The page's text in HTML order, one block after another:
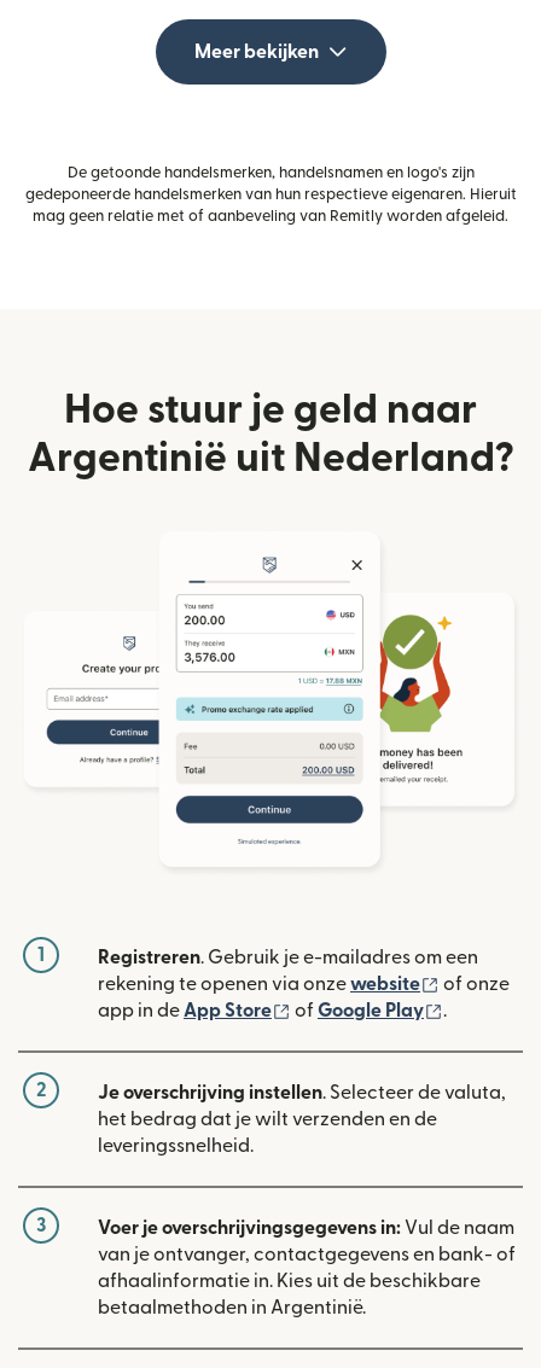
Meer bekijken
De getoonde handelsmerken, handelsnamen en logo's zijn
gedeponeerde handelsmerken van hun respectieve eigenaren. Hieruit
mag geen relatie met of aanbeveling van Remitly worden afgeleid.
Hoe stuur je geld naar
Argentinië uit Nederland?
1 Registreren. Gebruik je e-mailadres om een
rekening te openen via onzewebsite (wordt
of onze
app in de App Store (wordt geopend in een
of Google Play .
2 Je overschrijving instellen. Selecteer de valuta,
het bedrag dat je wilt verzenden en de
leveringssnelheid.
3 Voer je overschrijvingsgegevens in: Vul de naam
van je ontvanger, contactgegevens en bank- of
afhaalinformatie in. Kies uit de beschikbare
betaalmethoden in Argentinië.